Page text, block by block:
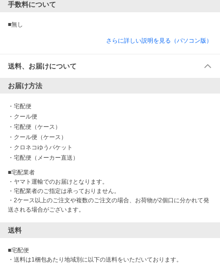
手数料について
■無し
さらに詳しい説明を見る（パソコン版）
送料、お届けについて
お届け方法
・ 宅配便
・ クール便
・ 宅配便（ケース）
・ クール便（ケース）
・ クロネコゆうパケット
・ 宅配便（メーカー直送）
■宅配業者
・ヤマト運輸でのお届けとなります。
・宅配業者のご指定は承っておりません。
・2ケース以上のご注文や複数のご注文の場合、お荷物が2個口に分かれて発
送される場合がございます。
送料
■宅配便
・送料は1梱包あたり地域別に以下の送料をいただいております。